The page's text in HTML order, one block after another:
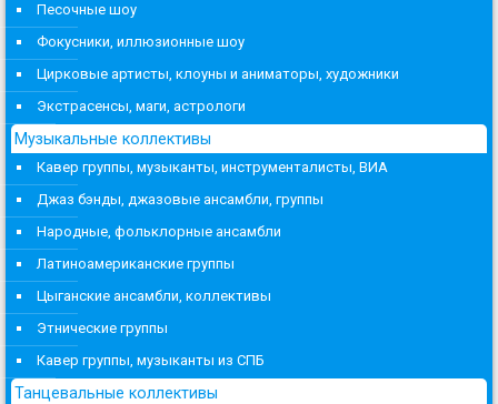
Песочные шоу
Фокусники, иллюзионные шоу
Цирковые артисты, клоуны и аниматоры, художники
Экстрасенсы, маги, астрологи
Музыкальные коллективы
Кавер группы, музыканты, инструменталисты, ВИА
Джаз бэнды, джазовые ансамбли, группы
Народные, фольклорные ансамбли
Латиноамериканские группы
Цыганские ансамбли, коллективы
Этнические группы
Кавер группы, музыканты из СПБ
Танцевальные коллективы